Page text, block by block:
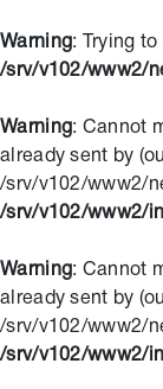
Warning : Trying
/srv/v102/www2/
Warning : Cannot
already sent by
/srv/v102/www2/
/srv/v102/www2/
Warning : Cannot
already sent by
/srv/v102/www2/
/srv/v102/www2/